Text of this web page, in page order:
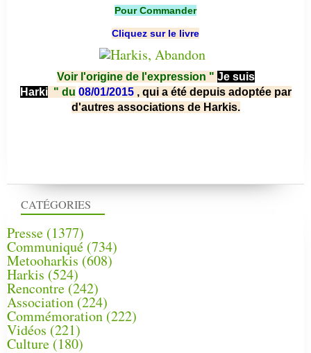
CATÉGORIES
Presse (1377)
Communiqué (734)
Metooharkis (608)
Harkis (524)
Rencontre (242)
Association (224)
Commémoration(222)
Vidéos (221)
Culture(180)
Pour Commander
Cliquez sur le livre
Voir l'origine de l'expression " Je suis
Harki " du 08/01/2015 , qui a été depuis adoptée par
d'autres associations de Harkis.